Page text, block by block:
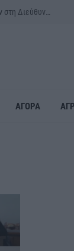
ΑΓΟΡΑ